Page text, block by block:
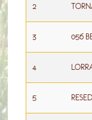
2
3 056
4
5